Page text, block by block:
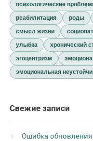
психологические
реабилитация
роды
смысл жизни
социопат
улыбка
хронический
эгоцентризм
эмоциональная
Свежие записи
Ошибка обновления